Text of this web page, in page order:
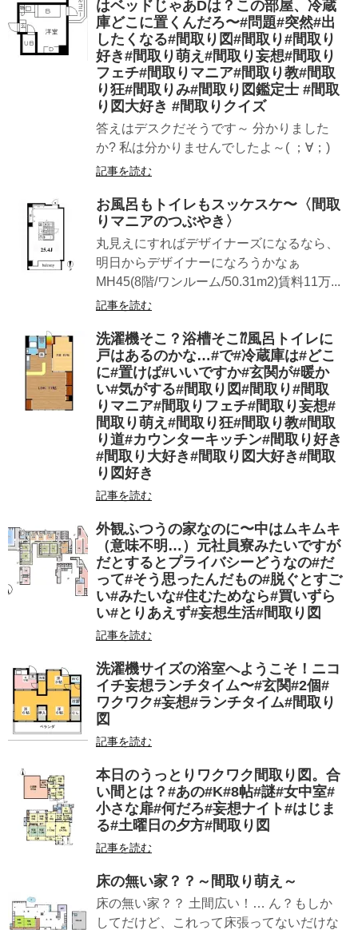
はベッドじゃあDは？この部屋、冷蔵
庫どこに置くんだろ〜#問題#突然#出
したくなる#間取り図#間取り#間取り
好き#間取り萌え#間取り妄想#間取り
フェチ#間取りマニア#間取り教#間取
り狂#間取りみ#間取り図鑑定士 #間取
り図大好き #間取りクイズ
答えはデスクだそうです～ 分かりました
か? 私は分かりませんでしたよ～( ；∀；)
記事を読む
お風呂もトイレもスッケスケ〜〈間取
りマニアのつぶやき〉
丸見えにすればデザイナーズになるなら、
明日からデザイナーになろうかなぁ
MH45(8階/ワンルーム/50.31m2)賃料11万...
記事を読む
洗濯機そこ？浴槽そこ⁇風呂トイレに
戸はあるのかな…#で#冷蔵庫は#どこ
に#置けば#いいですか#玄関が#暖か
い#気がする#間取り図#間取り#間取
りマニア#間取りフェチ#間取り妄想#
間取り萌え#間取り狂#間取り教#間取
り道#カウンターキッチン#間取り好き
#間取り大好き#間取り図大好き#間取
り図好き
記事を読む
外観ふつうの家なのに〜中はムキムキ
（意味不明…）元社員寮みたいですが
だとするとプライバシーどうなの#だ
って#そう思ったんだもの#脱ぐとすご
い#みたいな#住むためなら#買いずら
い#とりあえず#妄想生活#間取り図
記事を読む
洗濯機サイズの浴室へようこそ！ニコ
イチ妄想ランチタイム〜#玄関#2個#
ワクワク#妄想#ランチタイム#間取り
図
記事を読む
本日のうっとりワクワク間取り図。合
い間とは？#あの#K#8帖#謎#女中室#
小さな扉#何だろ#妄想ナイト#はじま
る#土曜日の夕方#間取り図
記事を読む
床の無い家？？～間取り萌え～
床の無い家？？ 土間広い！… ん？もしか
してだけど、これって床張ってないだけな